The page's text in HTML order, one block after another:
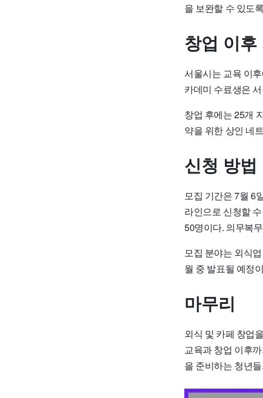
을 보완할 수 있도
창업 이후
서울시는 교육 이
카데미 수료생은
창업 후에는 25개
약을 위한 상인 네
신청 방법
모집 기간은 7월 6
라인으로 신청할
50명이다. 의무복
모집 분야는 외식
월 중 발표될 예정
마무리
외식 및 카페 창업
교육과 창업 이후
을 준비하는 청년